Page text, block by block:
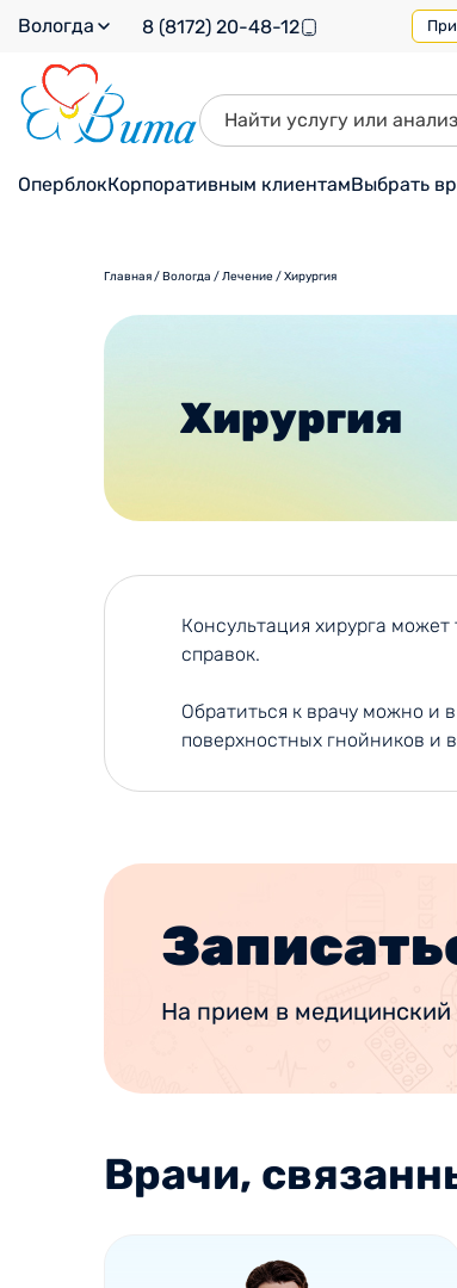
Вологда 8 (8172) 20-48-12
ОперблокКорпоративным клиентамВыбрать
Главная/Вологда /Лечение /Хирургия
Хирургия
Консультация хирурга
справок.
Обратиться к врачу можно и
поверхностных гнойников и
На прием в медицинский
Врачи,